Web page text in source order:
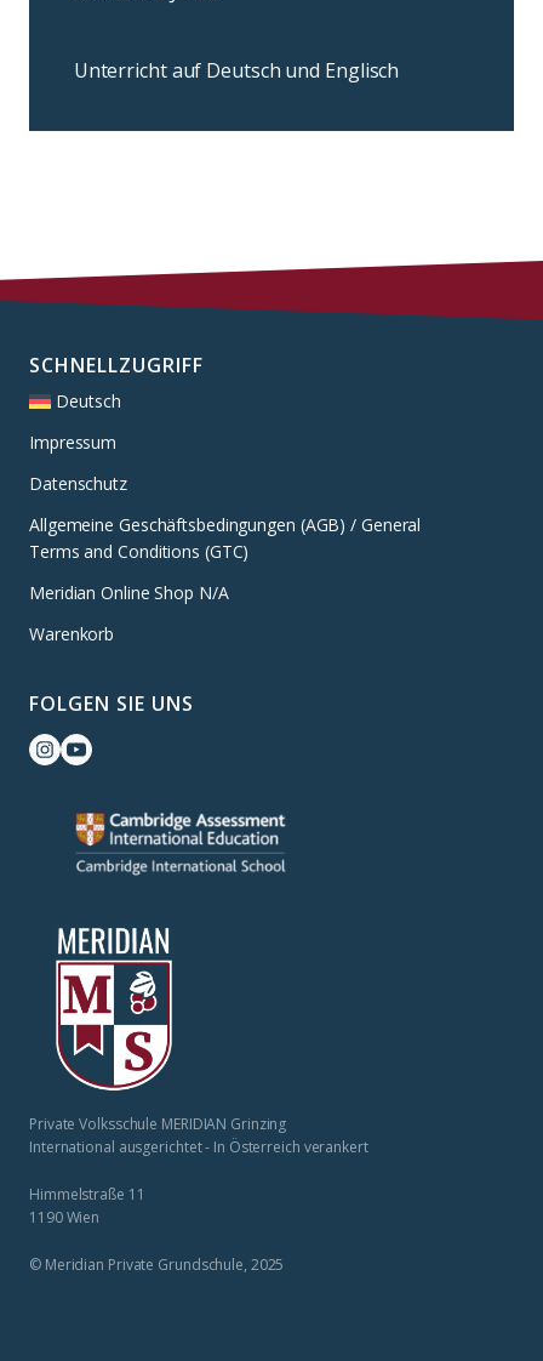
Unterricht auf Deutsch und Englisch
SCHNELLZUGRIFF
Deutsch
Impressum
Datenschutz
Allgemeine Geschäftsbedingungen (AGB) / General
Terms and Conditions (GTC)
Meridian Online Shop N/A
Warenkorb
FOLGEN SIE UNS
Private Volksschule MERIDIAN Grinzing
International ausgerichtet - In Österreich verankert
Himmelstraße 11
1190 Wien
© Meridian Private Grundschule, 2025